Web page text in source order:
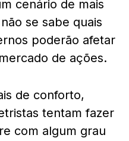
cenário de mais
se sabe quais
poderão afetar
de ações.
de conforto,
tentam fazer
com algum grau